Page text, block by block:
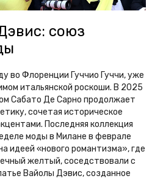
союз
во Флоренции Гуччио Гуччи, уже
итальянской роскоши. В 2025
Сабато Де Сарно продолжает
сочетая историческое
Последняя коллекция
моды в Милане в феврале
идеей «нового романтизма», где
желтый, соседствовали с
Вайолы Дэвис, созданное